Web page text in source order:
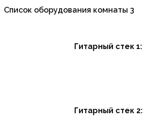
Список оборудования комнаты 3
Гитарный стек 1:
Гитарный стек 2: